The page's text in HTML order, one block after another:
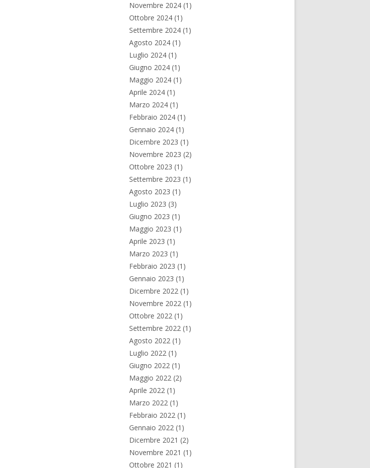
Novembre 2024 (1)
Ottobre 2024 (1)
Settembre 2024 (1)
Agosto 2024 (1)
Luglio 2024 (1)
Giugno 2024 (1)
Maggio 2024 (1)
Aprile 2024 (1)
Marzo 2024 (1)
Febbraio 2024 (1)
Gennaio 2024 (1)
Dicembre 2023 (1)
Novembre 2023 (2)
Ottobre 2023 (1)
Settembre 2023 (1)
Agosto 2023 (1)
Luglio 2023 (3)
Giugno 2023 (1)
Maggio 2023 (1)
Aprile 2023 (1)
Marzo 2023 (1)
Febbraio 2023 (1)
Gennaio 2023 (1)
Dicembre 2022 (1)
Novembre 2022 (1)
Ottobre 2022 (1)
Settembre 2022 (1)
Agosto 2022 (1)
Luglio 2022 (1)
Giugno 2022 (1)
Maggio 2022 (2)
Aprile 2022 (1)
Marzo 2022 (1)
Febbraio 2022 (1)
Gennaio 2022 (1)
Dicembre 2021 (2)
Novembre 2021 (1)
Ottobre 2021 (1)